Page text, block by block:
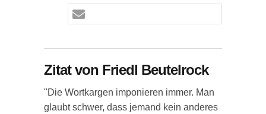
Zitat von Friedl Beutelrock
"Die Wortkargen imponieren immer. Man
glaubt schwer, dass jemand kein anderes